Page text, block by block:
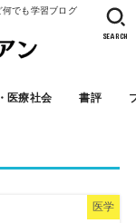
でも学習ブログ
医療社会 書評
SEARCH
医学